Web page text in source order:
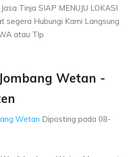
Tinja SIAP MENUJU LOKASI
segera Hubungi Kami Langsung
atau Tlp
Wetan -
Wetan Diposting pada 08-